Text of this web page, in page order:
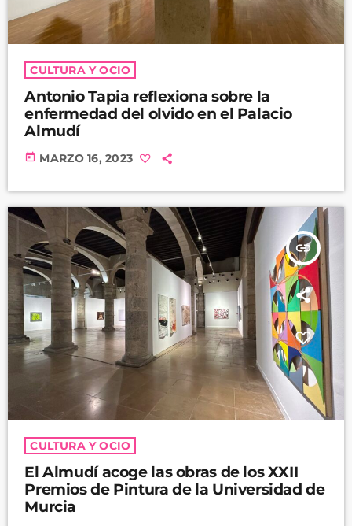
CULTURA Y OCIO
Antonio Tapia reflexiona sobre la
enfermedad del olvido en el Palacio
Almudí
today MARZO 16, 2023
insert_link
CULTURA Y OCIO
El Almudí acoge las obras de los XXII
Premios de Pintura de la Universidad de
Murcia